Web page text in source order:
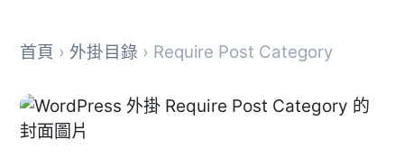
首頁 › 外掛目錄 › Require Post Category